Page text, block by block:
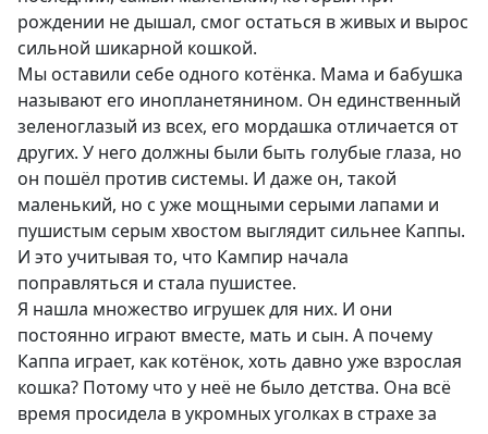
рождении не дышал, смог остаться в живых и вырос
сильной шикарной кошкой.
Мы оставили себе одного котёнка. Мама и бабушка
называют его инопланетянином. Он единственный
зеленоглазый из всех, его мордашка отличается от
других. У него должны были быть голубые глаза, но
он пошёл против системы. И даже он, такой
маленький, но с уже мощными серыми лапами и
пушистым серым хвостом выглядит сильнее Каппы.
И это учитывая то, что Кампир начала
поправляться и стала пушистее.
Я нашла множество игрушек для них. И они
постоянно играют вместе, мать и сын. А почему
Каппа играет, как котёнок, хоть давно уже взрослая
кошка? Потому что у неё не было детства. Она всё
время просидела в укромных уголках в страхе за